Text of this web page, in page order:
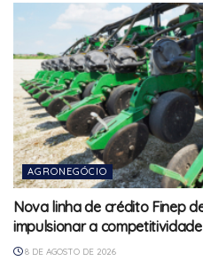
AGRONEGÓCIO
Nova linha de crédito Finep
impulsionar a
8 DE AGOSTO DE 2026